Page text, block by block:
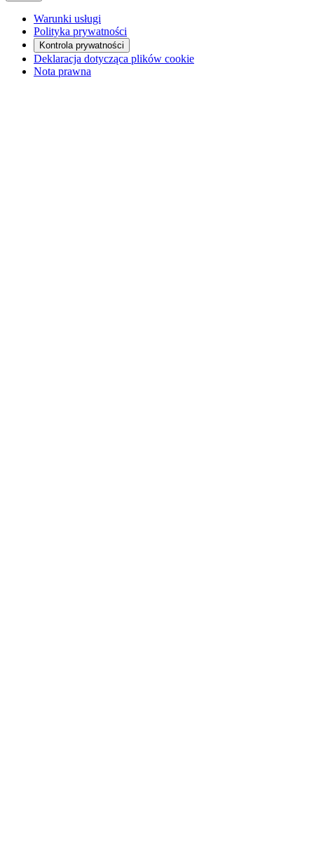
Warunki usługi
Polityka prywatności
Kontrola prywatności
Deklaracja dotycząca plików cookie
Nota prawna